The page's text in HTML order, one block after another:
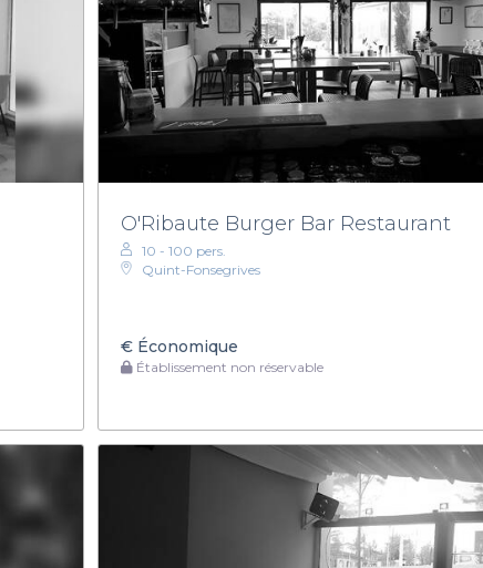
O'Ribaute Burger Bar Restaurant
10 - 100 pers.
Quint-Fonsegrives
€Économique
Établissement non réservable